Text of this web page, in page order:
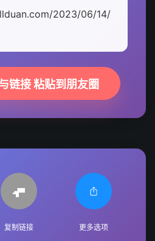
2023/06/14/
链接 粘贴到朋友圈
复制链接 更多选项